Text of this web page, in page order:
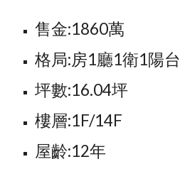
售金:1860萬
格局:房1廳1衛1陽台
坪數:16.04坪
樓層:1F/14F
屋齡:12年